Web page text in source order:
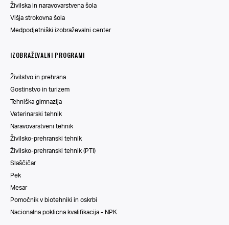
Živilska in naravovarstvena šola
Višja strokovna šola
Medpodjetniški izobraževalni center
IZOBRAŽEVALNI PROGRAMI
Živilstvo in prehrana
Gostinstvo in turizem
Tehniška gimnazija
Veterinarski tehnik
Naravovarstveni tehnik
Živilsko-prehranski tehnik
Živilsko-prehranski tehnik (PTI)
Slaščičar
Pek
Mesar
Pomočnik v biotehniki in oskrbi
Nacionalna poklicna kvalifikacija - NPK